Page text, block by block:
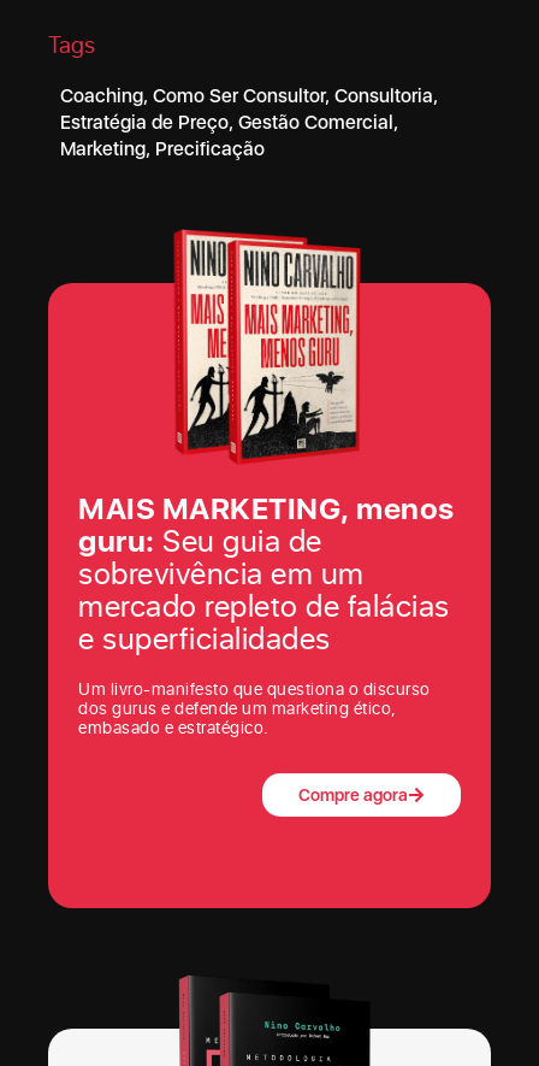
Tags
Coaching, Como Ser Consultor, Consultoria,
Estratégia de Preço, Gestão Comercial,
Marketing, Precificação
MAIS MARKETING, menos
guru: Seu guia de
sobrevivência em um
mercado repleto de falácias
e superficialidades
Um livro-manifesto que questiona o discurso
dos gurus e defende um marketing ético,
embasado e estratégico.
Compre agora